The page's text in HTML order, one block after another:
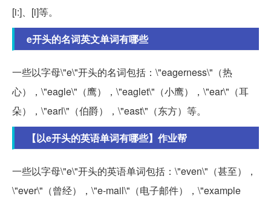
[i:]、[i]等。
e开头的名词英文单词有哪些
一些以字母\"e\"开头的名词包括：\"eagerness\"（热
心），\"eagle\"（鹰），\"eaglet\"（小鹰），\"ear\"（耳
朵），\"earl\"（伯爵），\"east\"（东方）等。
【以e开头的英语单词有哪些】作业帮
一些以字母\"e\"开头的英语单词包括：\"even\"（甚至），
\"ever\"（曾经），\"e-mail\"（电子邮件），\"example